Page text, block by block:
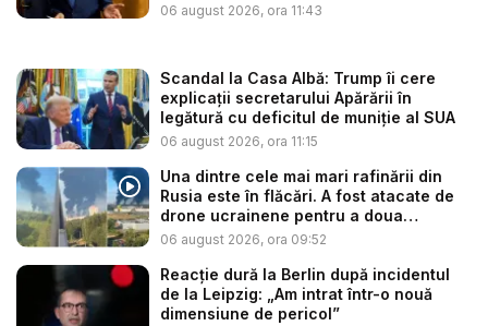
06 august 2026, ora 11:43
Scandal la Casa Albă: Trump îi cere
explicații secretarului Apărării în
legătură cu deficitul de muniție al SUA
06 august 2026, ora 11:15
Una dintre cele mai mari rafinării din
Rusia este în flăcări. A fost atacate de
drone ucrainene pentru a doua
noapte...
06 august 2026, ora 09:52
Reacție dură la Berlin după incidentul
de la Leipzig: „Am intrat într-o nouă
dimensiune de pericol”